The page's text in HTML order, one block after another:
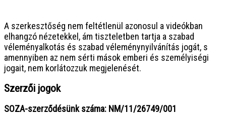
A szerkesztőség nem feltétlenül azonosul a videókban
elhangzó nézetekkel, ám tiszteletben tartja a szabad
véleményalkotás és szabad véleménynyilvánítás jogát, s
amennyiben az nem sérti mások emberi és személyiségi
jogait, nem korlátozzuk megjelenését.
Szerzői jogok
SOZA-szerződésünk száma: NM/11/26749/001